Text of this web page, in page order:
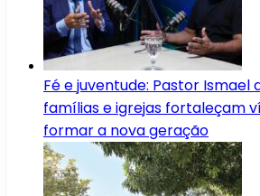
Fé e juventude: Pastor Ismael
famílias e igrejas fortaleçam
formar a nova geração